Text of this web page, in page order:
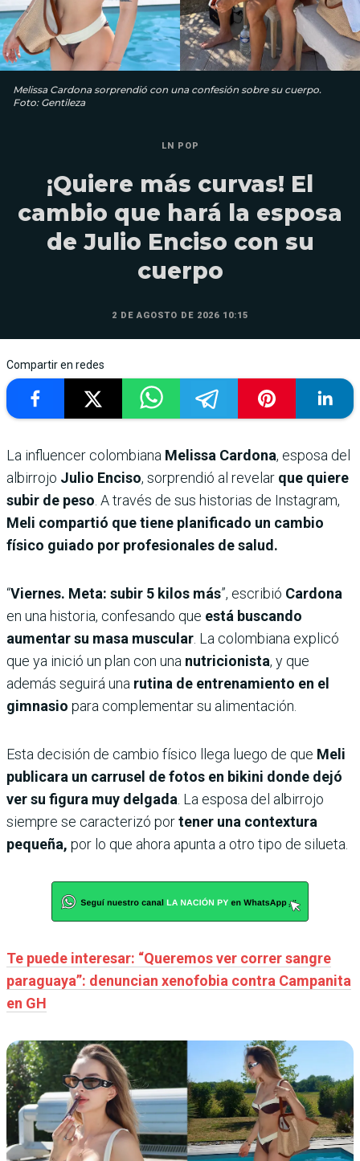
Melissa Cardona sorprendió con una confesión sobre su cuerpo.
Foto: Gentileza
LN POP
¡Quiere más curvas! El
cambio que hará la esposa
de Julio Enciso con su
cuerpo
2 DE AGOSTO DE 2026 10:15
Compartir en redes
La influencer colombiana Melissa Cardona, esposa del
albirrojo Julio Enciso, sorprendió al revelar que quiere
subir de peso . A través de sus historias de Instagram,
Meli compartió que tiene planificado un cambio
físico guiado por profesionales de salud.
“Viernes. Meta: subir 5 kilos más”, escribió Cardona
en una historia, confesando que está buscando
aumentar su masa muscular . La colombiana explicó
que ya inició un plan con una nutricionista, y que
además seguirá una rutina de entrenamiento en el
gimnasio para complementar su alimentación.
Esta decisión de cambio físico llega luego de que Meli
publicara un carrusel de fotos en bikini donde dejó
ver su figura muy delgada . La esposa del albirrojo
siempre se caracterizó portener una contextura
pequeña, por lo que ahora apunta a otro tipo de silueta.
Te puede interesar: “Queremos ver correr sangre
paraguaya”: denuncian xenofobia contra Campanita
en GH